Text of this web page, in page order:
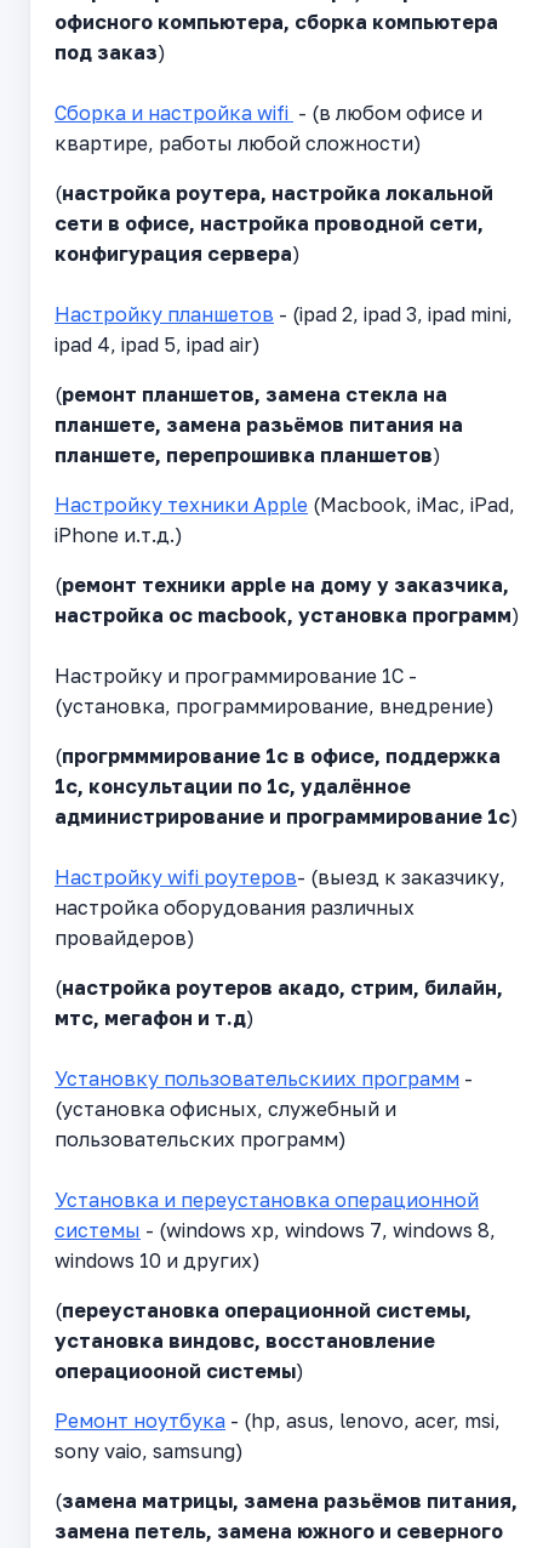
офисного компьютера, сборка компьютера
под заказ)
Сборка и настройка wifi - (в любом офисе и
квартире, работы любой сложности)
(настройка роутера, настройка локальной
сети в офисе, настройка проводной сети,
конфигурация сервера)
Настройку планшетов - (ipad 2, ipad 3, ipad mini,
ipad 4, ipad 5, ipad air)
(ремонт планшетов, замена стекла на
планшете, замена разьёмов питания на
планшете, перепрошивка планшетов)
Настройку техники Apple (Macbook, iMac, iPad,
iPhone и.т.д.)
(ремонт техники apple на дому у заказчика,
настройка ос macbook, установка программ)
Настройку и программирование 1С -
(установка, программирование, внедрение)
(прогрмммирование 1с в офисе, поддержка
1с, консультации по 1с, удалённое
администрирование и программирование 1с)
Настройку wifi роутеров- (выезд к заказчику,
настройка оборудования различных
провайдеров)
(настройка роутеров акадо, стрим, билайн,
мтс, мегафон и т.д)
Установку пользовательскиих программ -
(установка офисных, служебный и
пользовательских программ)
Установка и переустановка операционной
системы - (windows xp, windows 7, windows 8,
windows 10 и других)
(переустановка операционной системы,
установка виндовс, восстановление
операциооной системы)
Ремонт ноутбука - (hp, asus, lenovo, acer, msi,
sony vaio, samsung)
(замена матрицы, замена разьёмов питания,
замена петель, замена южного и северного